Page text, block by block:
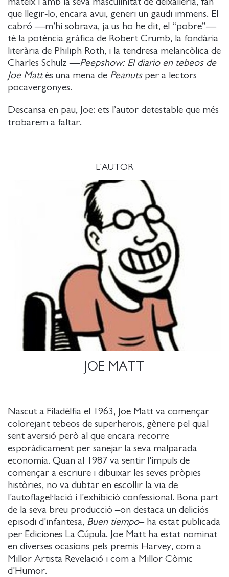
que llegir-lo, encara avui, generi un gaudi immens. El
cabró —m’hi sobrava, ja us ho he dit, el “pobre”—
té la potència gràfica de Robert Crumb, la fondària
literària de Philiph Roth, i la tendresa melancòlica de
Charles Schulz —Peepshow: El diario en tebeos de
Joe Mattés una mena de Peanutsper a lectors
pocavergonyes.
Descansa en pau, Joe: ets l’autor detestable que més
trobarem a faltar.
L'AUTOR
JOE MATT
Nascut a Filadèlfia el 1963, Joe Matt va començar
colorejant tebeos de superherois, gènere pel qual
sent aversió però al que encara recorre
esporàdicament per sanejar la seva malparada
economia. Quan al 1987 va sentir l'impuls de
començar a escriure i dibuixar les seves pròpies
històries, no va dubtar en escollir la via de
l'autoflagel·lació i l'exhibició confessional. Bona part
de la seva breu producció –on destaca un deliciós
episodi d'infantesa, Buen tiempo– ha estat publicada
per Ediciones La Cúpula. Joe Matt ha estat nominat
en diverses ocasions pels premis Harvey, com a
Millor Artista Revelació i com a Millor Còmic
d'Humor.